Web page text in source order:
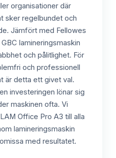
organisationer där
sker regelbundet och
Jämfört med Fellowes
lamineringsmaskin
och pålitlighet. För
och professionell
är detta ett givet val.
investeringen lönar sig
maskinen ofta. Vi
Office Pro A3 till alla
lamineringsmaskin
med resultatet.